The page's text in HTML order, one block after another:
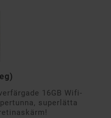
16GB Wifi-
superlätta